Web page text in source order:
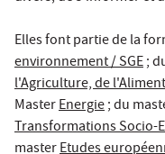
Elles font partie de la
environnement / SGE;
l'Agriculture, de
MasterEnergie; du
Transformations Socio-